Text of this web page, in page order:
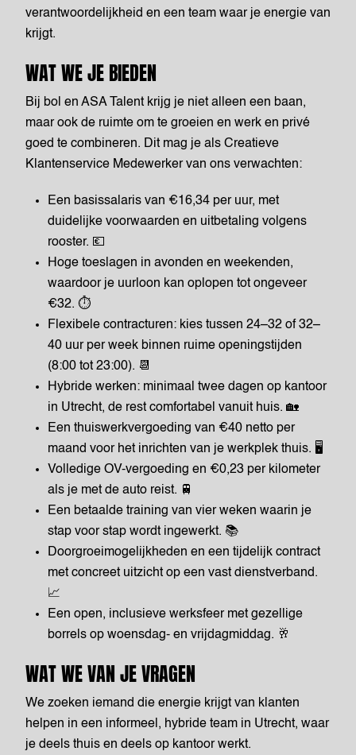
verantwoordelijkheid en een team waar je energie van
krijgt.
WAT WE JE BIEDEN
Bij bol en ASA Talent krijg je niet alleen een baan,
maar ook de ruimte om te groeien en werk en privé
goed te combineren. Dit mag je als Creatieve
Klantenservice Medewerker van ons verwachten:
Een basissalaris van €16,34 per uur, met
duidelijke voorwaarden en uitbetaling volgens
rooster. 💶
Hoge toeslagen in avonden en weekenden,
waardoor je uurloon kan oplopen tot ongeveer
€32. ⏱️
Flexibele contracturen: kies tussen 24–32 of 32–
40 uur per week binnen ruime openingstijden
(8:00 tot 23:00). 📆
Hybride werken: minimaal twee dagen op kantoor
in Utrecht, de rest comfortabel vanuit huis. 🏡
Een thuiswerkvergoeding van €40 netto per
maand voor het inrichten van je werkplek thuis. 🖥️
Volledige OV-vergoeding en €0,23 per kilometer
als je met de auto reist. 🚆
Een betaalde training van vier weken waarin je
stap voor stap wordt ingewerkt. 📚
Doorgroeimogelijkheden en een tijdelijk contract
met concreet uitzicht op een vast dienstverband.
📈
Een open, inclusieve werksfeer met gezellige
borrels op woensdag- en vrijdagmiddag. 🥂
WAT WE VAN JE VRAGEN
We zoeken iemand die energie krijgt van klanten
helpen in een informeel, hybride team in Utrecht, waar
je deels thuis en deels op kantoor werkt.